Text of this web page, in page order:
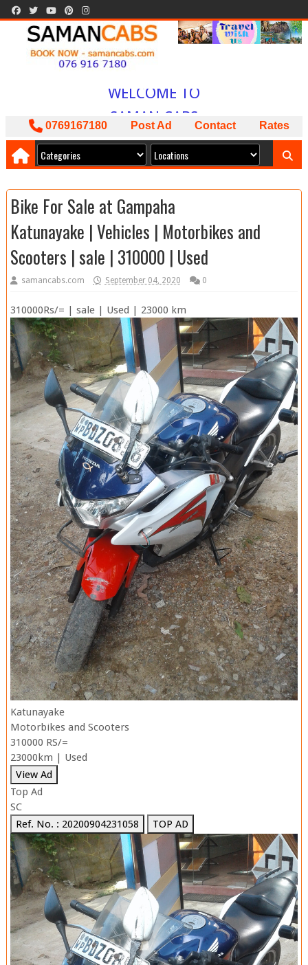
WELCOME TO
SAMAN CABS
BOOK NOW
ISLAND WIDE SERVICE
ඔබට අවශ්‍ය කාර් ලොරි බස් අඩුම මිලට
අපෙන් !
0769167180 Post Ad Contact Rates
Bike For Sale at Gampaha
Katunayake | Vehicles | Motorbikes and
Scooters | sale | 310000 | Used
samancabs.com September 04, 2020 0
310000Rs/= | sale | Used | 23000 km
Katunayake
Motorbikes and Scooters
310000 RS/=
23000km | Used
View Ad
Top Ad
SC
Ref. No. : 20200904231058
TOP AD